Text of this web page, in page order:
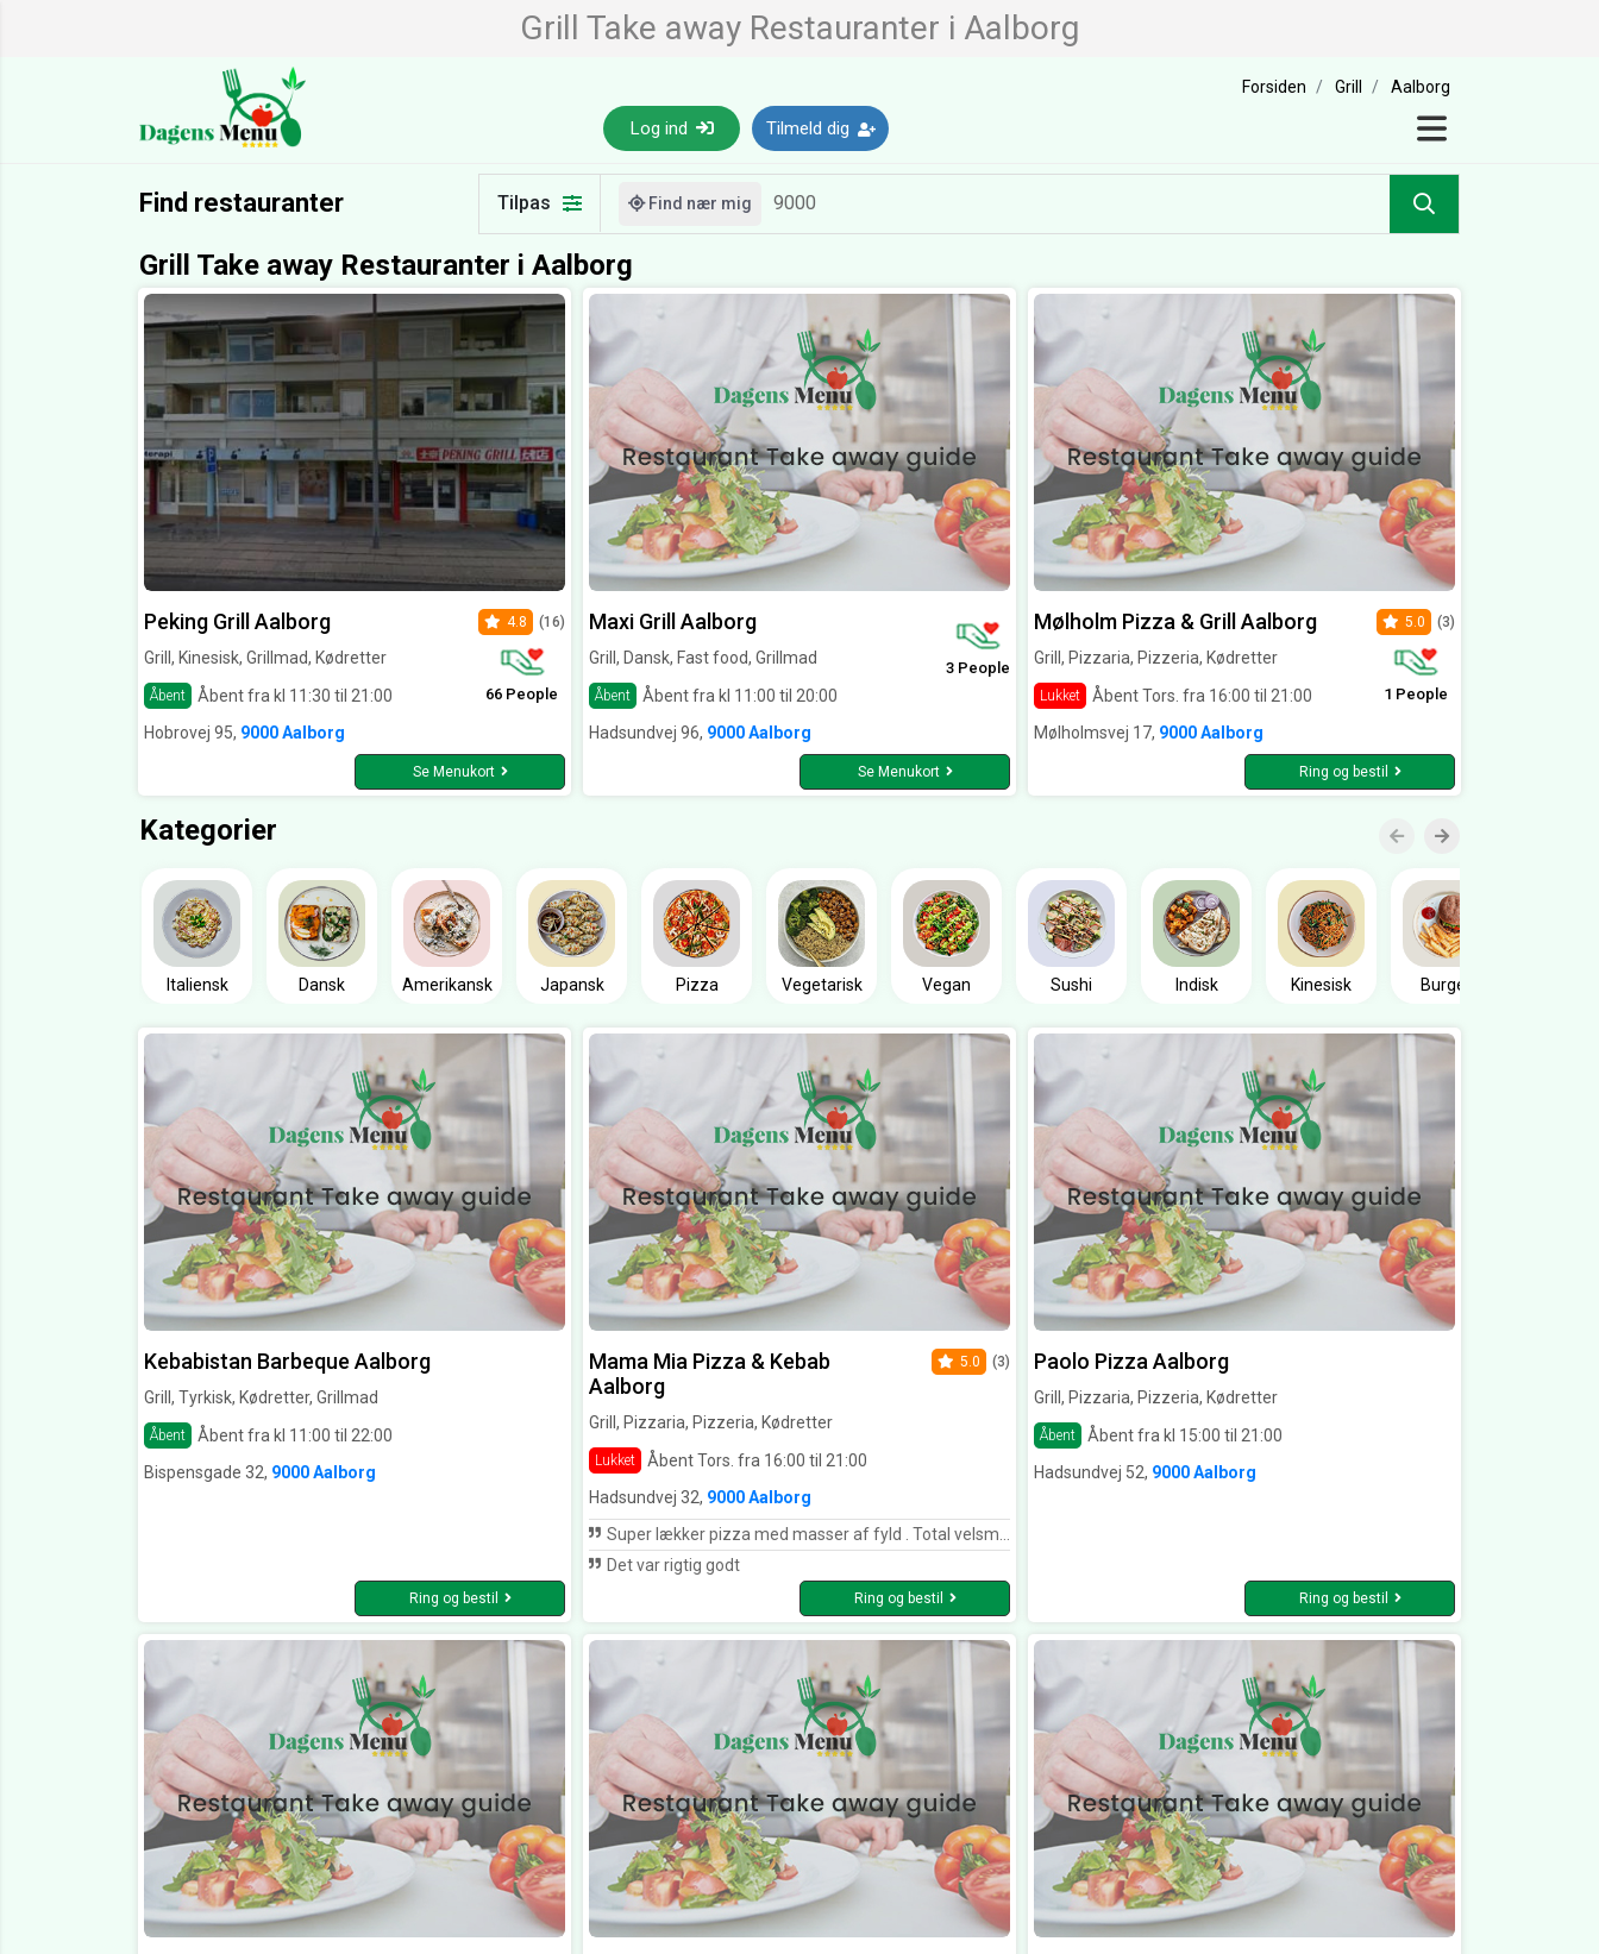
Grill Take away Restauranter i Aalborg
Forsiden Grill Aalborg
Log ind Tilmeld dig
Find restauranter Tilpas Find nær mig
Grill Take away Restauranter i Aalborg
Peking Grill Aalborg
Grill, Kinesisk, Grillmad, Kødretter
Åbent Åbent fra kl 11:30 til 21:00
4.8 (16)
66 People
Hobrovej 95, 9000 Aalborg
Se Menukort
Maxi Grill Aalborg
Grill, Dansk, Fast food, Grillmad
Åbent Åbent fra kl 11:00 til 20:00
3 People
Hadsundvej 96, 9000 Aalborg
Se Menukort
Mølholm Pizza & Grill Aalborg
Grill, Pizzaria, Pizzeria, Kødretter
Lukket Åbent Tors. fra 16:00 til 21:00
5.0 (3)
1 People
Mølholmsvej 17, 9000 Aalborg
Ring og bestil
Kategorier
Italiensk Dansk Amerikansk Japansk Pizza Vegetarisk Vegan Sushi Indisk Kinesisk Burger
Kebabistan Barbeque Aalborg
Grill, Tyrkisk, Kødretter, Grillmad
Åbent
Åbent fra kl 11:00 til 22:00
Bispensgade 32, 9000 Aalborg
Ring og bestil
Mama Mia Pizza & Kebab
Aalborg
Grill, Pizzaria, Pizzeria, Kødretter
Lukket Åbent Tors. fra 16:00 til 21:00
5.0 (3)
Hadsundvej 32, 9000 Aalborg
Super lækker pizza med masser af fyld . Total velsmagende 😀 Ålborgs bedste pizza
Det var rigtig godt
Ring og bestil
Paolo Pizza Aalborg
Grill, Pizzaria, Pizzeria, Kødretter
Åbent
Åbent fra kl 15:00 til 21:00
Hadsundvej 52, 9000 Aalborg
Ring og bestil